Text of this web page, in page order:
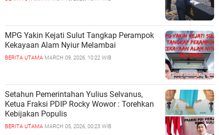
MPG Yakin Kejati Sulut Tangkap Perampok
Kekayaan Alam Nyiur Melambai
BERITA UTAMA MARCH 09, 2026, 10:22 WIB
Setahun Pemerintahan Yulius Selvanus,
Ketua Fraksi PDIP Rocky Wowor : Torehkan
Kebijakan Populis
BERITA UTAMA MARCH 05, 2026, 00:23 WIB